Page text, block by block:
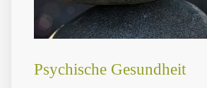
Psychische Gesundheit